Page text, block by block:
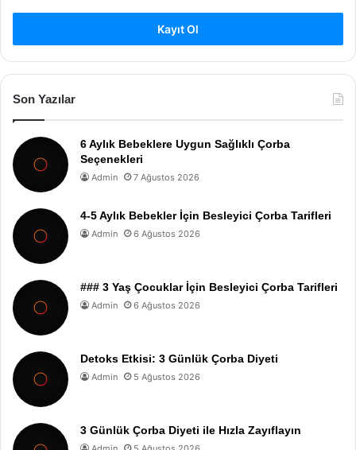
Kayıt Ol
Son Yazılar
6 Aylık Bebeklere Uygun Sağlıklı Çorba
Seçenekleri
Admin 7 Ağustos 2026
4-5 Aylık Bebekler İçin Besleyici Çorba Tarifleri
Admin 6 Ağustos 2026
### 3 Yaş Çocuklar İçin Besleyici Çorba Tarifleri
Admin 6 Ağustos 2026
Detoks Etkisi: 3 Günlük Çorba Diyeti
Admin 5 Ağustos 2026
3 Günlük Çorba Diyeti ile Hızla Zayıflayın